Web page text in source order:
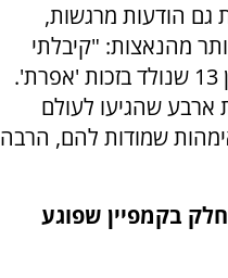
גם הודעות מרגשות,
מהנאצות: "קיבלתי
אתמול הזמנה לבר מצווה, ילד בן 13 שנולד בזכות 'אפרת'.
ארבע שהגיעו לעולם
שמודות להם, הרבה
בקמפיין שפוגע